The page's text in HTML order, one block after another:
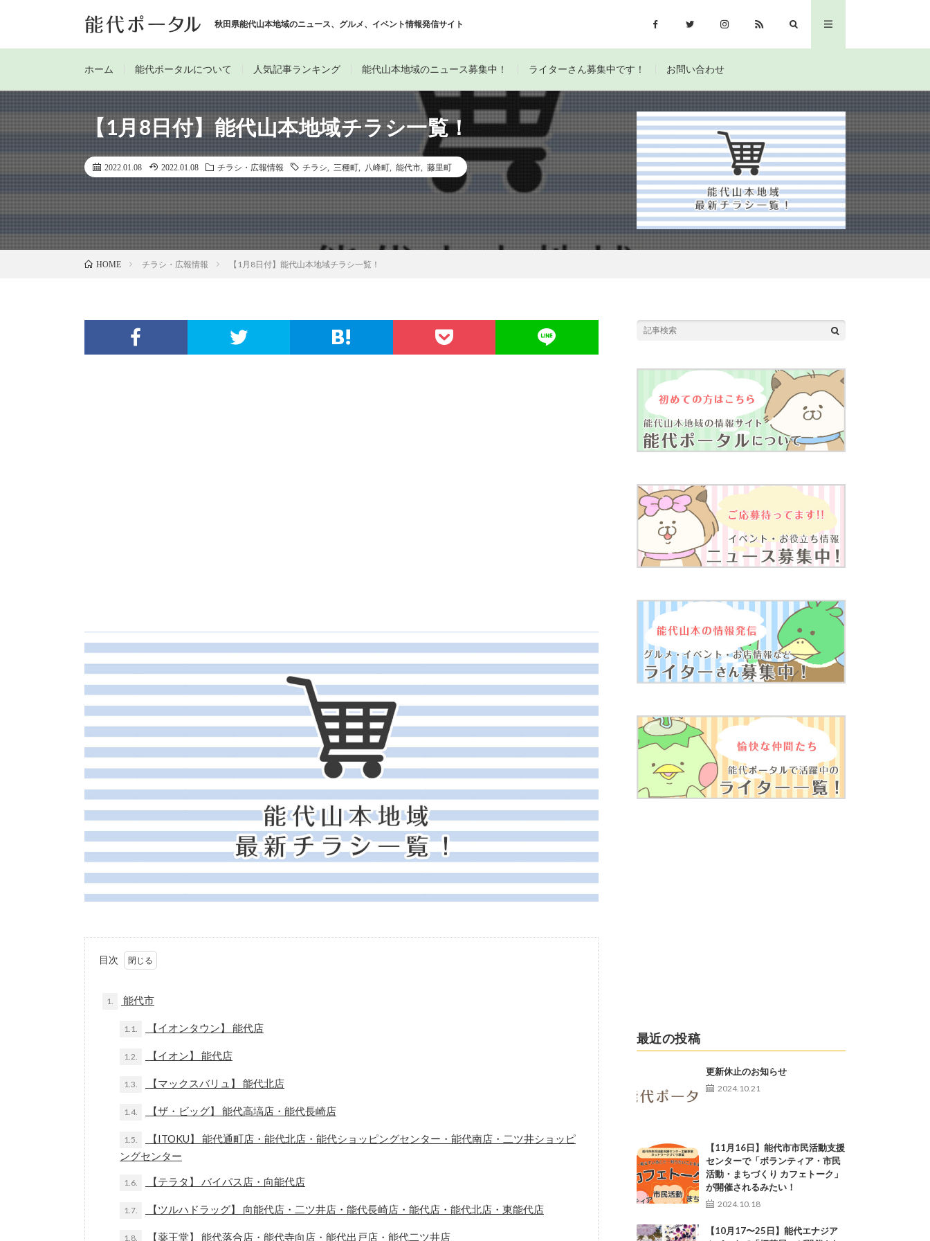
秋田県能代山本地域のニュース、グルメ、イベント情報発信サイト
ホーム 能代ポータルについて 人気記事ランキング 能代山本地域のニュース募集中！ ライターさん募集中です！ お問い合わせ
【1月8日付】能代山本地域チラシ一覧！
2022.01.08 2022.01.08 チラシ・広報情報 チラシ 三種町 八峰町 能代市 藤里町
HOME チラシ・広報情報 【1月8日付】能代山本地域チラシ一覧！
目次
1. 能代市
1.1. 【イオンタウン】 能代店
1.2. 【イオン】 能代店
1.3. 【マックスバリュ】 能代北店
1.4. 【ザ・ビッグ】 能代高塙店・能代長崎店
1.5.
【ITOKU】 能代通町店・能代北店・能代ショッピングセンター・能代南店・二ツ井ショッピ
ングセンター
1.6. 【テラタ】 バイパス店・向能代店
1.7. 【ツルハドラッグ】 向能代店・二ツ井店・能代長崎店・能代店・能代北店・東能代店
1.8. 【薬王堂】 能代落合店・能代寺向店・能代出戸店・能代二ツ井店
最近の投稿
更新休止のお知らせ
2024.10.21
【11月16日】能代市市民活動支援
センターで「ボランティア・市民
活動・まちづくり カフェトーク」
が開催されるみたい！
2024.10.18
【10月17〜25日】能代エナジア